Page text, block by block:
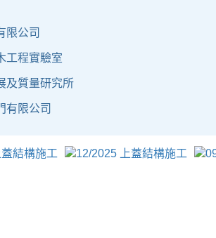
限公司
工程實驗室
及質量研究所
有限公司